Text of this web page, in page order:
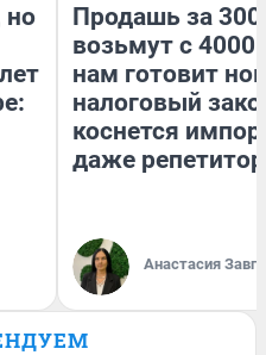
но
Продашь за
возьмут с
нам готовит
налоговый
коснется
даже
Анастасия